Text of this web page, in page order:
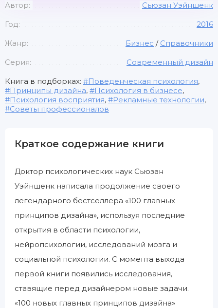
Автор: Сьюзан Уэйншенк
Год: 2016
Жанр: Бизнес / Справочники
Серия: Современный дизайн
Книга в подборках: Поведенческая психология,
Принципы дизайна, Психология в бизнесе,
Психология восприятия, Рекламные технологии,
Советы профессионалов
Краткое содержание книги
Доктор психологических наук Сьюзан
Уэйншенк написала продолжение своего
легендарного бестселлера «100 главных
принципов дизайна», используя последние
открытия в области психологии,
нейропсихологии, исследований мозга и
социальной психологии. С момента выхода
первой книги появились исследования,
ставящие перед дизайнером новые задачи.
«100 новых главных принципов дизайна»